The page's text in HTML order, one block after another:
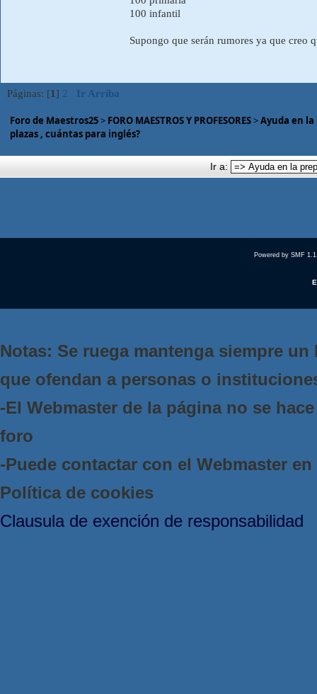
100 infantil
Supongo que serán rumores ya que creo
Páginas: [1] 2 Ir Arriba
Foro de Maestros25> FORO MAESTROS Y PROFESORES>Ayuda en
plazas , cuántas para inglés?
Ir a:
Powered by SMF
Notas: Se ruega mantenga siempre
que ofendan a personas o
-El Webmaster de la página no se
foro
-Puede contactar con el Webmaster
Política de cookies
Clausula de exención de responsabilidad